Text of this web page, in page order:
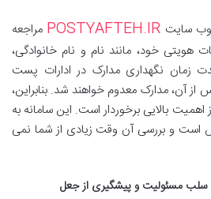
سایت POSTYAFTEH.IR مراجعه
هویتی خود، مانند نام و نام خانوادگی،
زمان نگهداری مدارک در ادارات پست
آن، مدارک معدوم خواهند شد. بنابراین،
بالایی برخوردار است. این سامانه به
است و بررسی آن وقت زیادی از شما نمی
سلب مسئولیت و پیشگیری از جعل